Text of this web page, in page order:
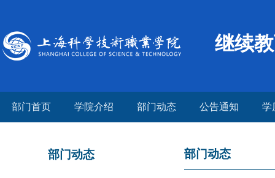
继续
部门首页 学院介绍 部门动态 公告通知 学
部门动态 部门动态